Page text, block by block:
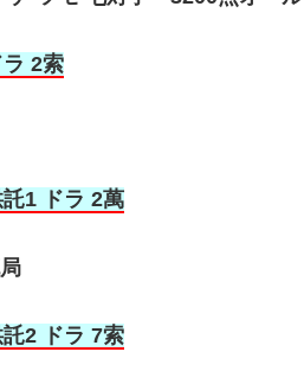
2索
1 ドラ 2萬
2 ドラ 7索